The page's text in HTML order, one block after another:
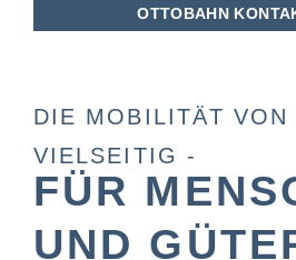
OTTOBAHN
DIE MOBILITÄT VON
VIELSEITIG -
FÜR
UND